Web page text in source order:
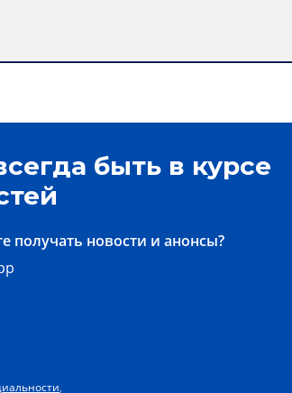
быть в курсе
получать новости и анонсы?
,